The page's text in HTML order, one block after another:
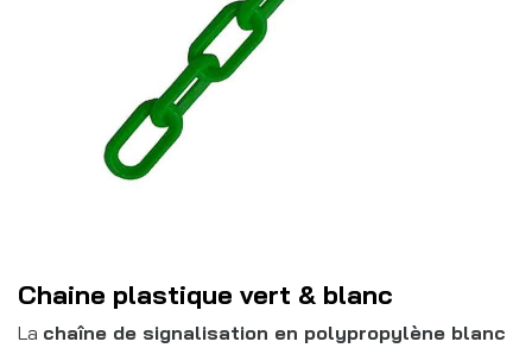
Chaine plastique vert & blanc
La chaîne de signalisation en polypropylène blanc